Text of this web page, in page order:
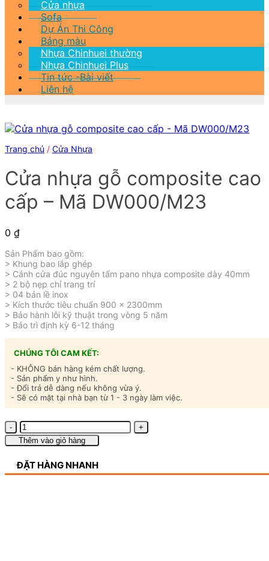
Cửa nhựa
Sofa
Dự Án Thi Công
Bảng màu
Nhựa Chinhuei thường
Nhựa Chinhuei Plus
Tin tức -Bài viết
Liên hệ
Trang chủ / Cửa Nhựa
Cửa nhựa gỗ composite cao
cấp – Mã DW000/M23
0 ₫
Sản Phẩm bao gồm:
> Khung bao lắp ghép
> Cánh cửa đúc nguyên tấm pano nhựa composite dày 40mm
> 2 bộ nẹp chỉ trang trí
> 04 bản lề inox
> Kích thước tiêu chuẩn 900 x 2300mm
> Bảo hành lỗi kỹ thuật trong vòng 5 năm
> Bảo trì định kỳ 6-12 tháng
CHÚNG TÔI CAM KẾT:
- KHÔNG bán hàng kém chất lượng.
- Sản phẩm y như hình.
- Đổi trả dễ dàng nếu không vừa ý.
- Sẽ có mặt tại nhà bạn từ 1 - 3 ngày làm việc.
Cửa
nhựa
gỗ
composite
cao
Thêm vào giỏ hàng
ĐẶT HÀNG NHANH